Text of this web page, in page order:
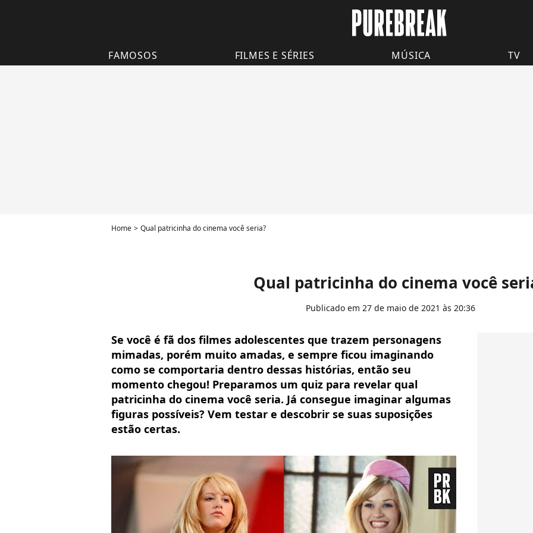
FAMOSOS FILMES E SÉRIES MÚSICA TV
Home Qual patricinha do cinema você seria?
Qual patricinha do cinema você
Publicado em 27 de maio de 2021 às 20:36
Se você é fã dos filmes adolescentes que trazem personagens
mimadas, porém muito amadas, e sempre ficou imaginando
como se comportaria dentro dessas histórias, então seu
momento chegou! Preparamos um quiz para revelar qual
patricinha do cinema você seria. Já consegue imaginar algumas
figuras possíveis? Vem testar e descobrir se suas suposições
estão certas.